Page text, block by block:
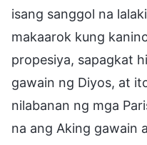
isang sanggol na
makaarok kung
propesiya, sapagkat
gawain ng Diyos, at
nilabanan ng mga
na ang Aking gawain